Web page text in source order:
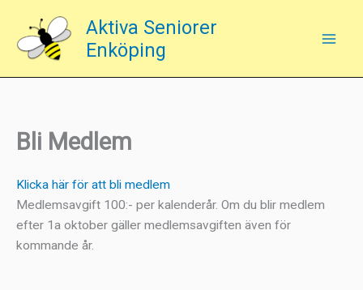
innehåll
Aktiva Seniorer
Enköping
Bli Medlem
Klicka här för att bli medlem
Medlemsavgift 100:- per kalenderår. Om du blir medlem
efter 1a oktober gäller medlemsavgiften även för
kommande år.